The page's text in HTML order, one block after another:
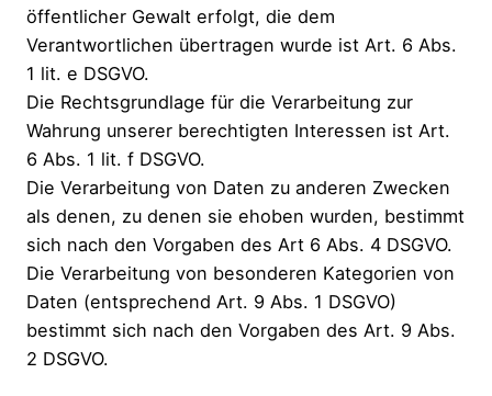
öffentlicher Gewalt erfolgt, die dem
Verantwortlichen übertragen wurde ist Art. 6 Abs.
1 lit. e DSGVO.
Die Rechtsgrundlage für die Verarbeitung zur
Wahrung unserer berechtigten Interessen ist Art.
6 Abs. 1 lit. f DSGVO.
Die Verarbeitung von Daten zu anderen Zwecken
als denen, zu denen sie ehoben wurden, bestimmt
sich nach den Vorgaben des Art 6 Abs. 4 DSGVO.
Die Verarbeitung von besonderen Kategorien von
Daten (entsprechend Art. 9 Abs. 1 DSGVO)
bestimmt sich nach den Vorgaben des Art. 9 Abs.
2 DSGVO.